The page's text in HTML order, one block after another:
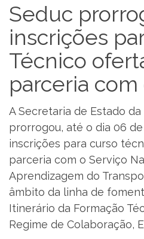
Seduc
inscrições
Técnico
parceria com
A Secretaria de Estado da
prorrogou, até o dia 06
inscrições para curso
parceria com o Serviço
Aprendizagem do
âmbito da linha de
Itinerário da Formação
Regime de Colaboração,